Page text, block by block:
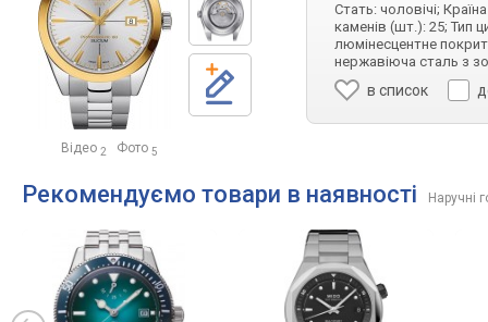
Відео 2 Фото 5
Стать: чоловічі;
каменів (шт.): 25; Тип
люмінесцентне
нержавіюча сталь з
в список
Рекомендуємо товари в наявності Наручні